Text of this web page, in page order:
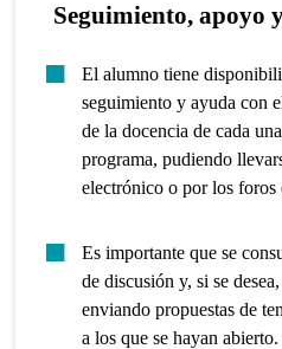
Seguimiento, apoyo
El alumno tiene
seguimiento y ayuda con
de la docencia de cada
programa, pudiendo
electrónico o por los foros
Es importante que se
de discusión y, si se
enviando propuestas de
a los que se hayan abierto.